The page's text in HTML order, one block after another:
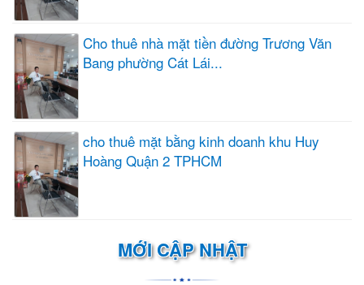
Cho thuê nhà mặt tiền đường Trương Văn
Bang phường Cát Lái...
cho thuê mặt bằng kinh doanh khu Huy
Hoàng Quận 2 TPHCM
MỚI CẬP NHẬT